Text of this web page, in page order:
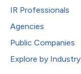
IR Professionals
Agencies
Public Companies
Explore by Industry